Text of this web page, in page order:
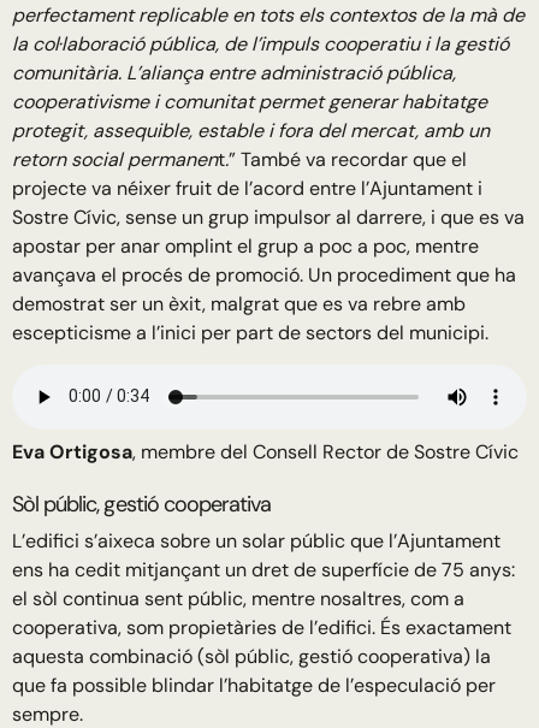
perfectament replicable en tots els contextos de la mà de
la col·laboració pública, de l’impuls cooperatiu i la gestió
comunitària. L’aliança entre administració pública,
cooperativisme i comunitat permet generar habitatge
protegit, assequible, estable i fora del mercat, amb un
retorn social permanent.” També va recordar que el
projecte va néixer fruit de l’acord entre l’Ajuntament i
Sostre Cívic, sense un grup impulsor al darrere, i que es va
apostar per anar omplint el grup a poc a poc, mentre
avançava el procés de promoció. Un procediment que ha
demostrat ser un èxit, malgrat que es va rebre amb
escepticisme a l’inici per part de sectors del municipi.
EvaOrtigosa, membre del Consell Rector de Sostre Cívic
Sòl públic, gestió cooperativa
L’edifici s’aixeca sobre un solar públic que l’Ajuntament
ens ha cedit mitjançant un dret de superfície de 75 anys:
el sòl continua sent públic, mentre nosaltres, com a
cooperativa, som propietàries de l’edifici. És exactament
aquesta combinació (sòl públic, gestió cooperativa) la
que fa possible blindar l’habitatge de l’especulació per
sempre.